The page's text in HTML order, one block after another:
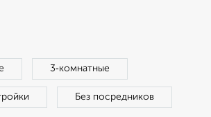
3‑комнатные
Без посредников